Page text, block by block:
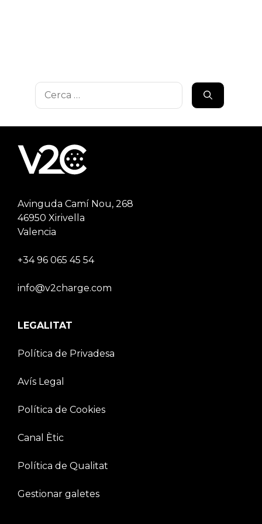
Cerca:
Avinguda Camí Nou, 268
46950 Xirivella
Valencia
+34 96 065 45 54
info@v2charge.com
LEGALITAT
Política de Privadesa
Avís Legal
Política de Cookies
Canal Ètic
Política de Qualitat
Gestionar galetes